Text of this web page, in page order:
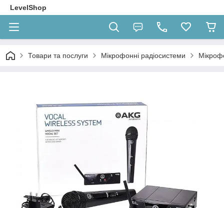
LevelShop
Товари та послуги Мікрофонні радіосистеми